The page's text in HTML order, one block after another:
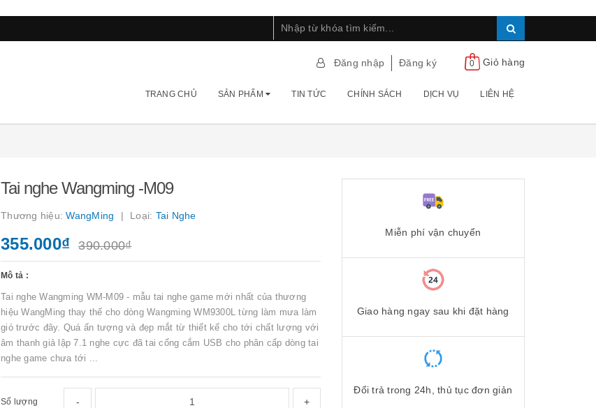
Đăng nhập Đăng ký 0 Giỏ hàng
TRANG CHỦ SẢN PHẨM TIN TỨC CHÍNH SÁCH DỊCH VỤ LIÊN HỆ
Tai nghe Wangming -M09
Thương hiệu:WangMing Loại: Tai Nghe
355.000₫ 390.000₫
Mô tả :
Tai nghe Wangming WM-M09 - mẫu tai nghe game mới nhất của thương
hiệu WangMing thay thế cho dòng Wangming WM9300L từng làm mưa làm
gió trước đây. Quá ấn tượng và đẹp mắt từ thiết kế cho tới chất lượng với
âm thanh giả lập 7.1 nghe cực đã tai cổng cắm USB cho phân cấp dòng tai
nghe game chưa tới ...
Số lượng - +
Miễn phí vận chuyển
Giao hàng ngay sau khi đặt hàng
Đổi trả trong 24h, thủ tục đơn giản